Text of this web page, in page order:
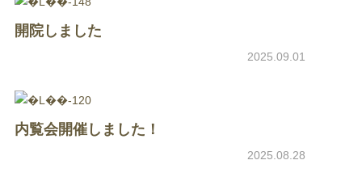
開院しました
2025.09.01
内覧会開催しました！
2025.08.28